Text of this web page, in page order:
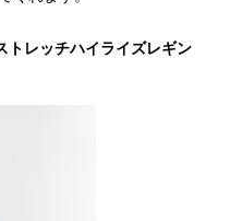
トレッチハイライズレギン